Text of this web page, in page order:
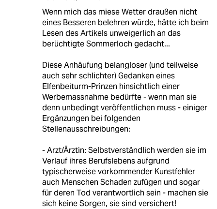
Wenn mich das miese Wetter draußen nicht
eines Besseren belehren würde, hätte ich beim
Lesen des Artikels unweigerlich an das
berüchtigte Sommerloch gedacht...
Diese Anhäufung belangloser (und teilweise
auch sehr schlichter) Gedanken eines
Elfenbeiturm-Prinzen hinsichtlich einer
Werbemassnahme bedürfte - wenn man sie
denn unbedingt veröffentlichen muss - einiger
Ergänzungen bei folgenden
Stellenausschreibungen:
- Arzt/Ärztin: Selbstverständlich werden sie im
Verlauf ihres Berufslebens aufgrund
typischerweise vorkommender Kunstfehler
auch Menschen Schaden zufügen und sogar
für deren Tod verantwortlich sein - machen sie
sich keine Sorgen, sie sind versichert!